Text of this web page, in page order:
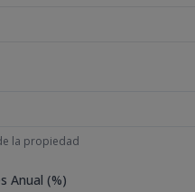
la propiedad
Anual (%)